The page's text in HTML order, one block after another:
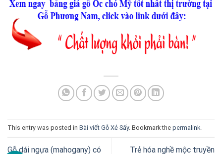
This entry was posted in Bài viết Gỗ Xẻ Sấy. Bookmark the permalink.
Gỗ dái ngựa (mahogany) có Trẻ hóa nghề mộc truyền